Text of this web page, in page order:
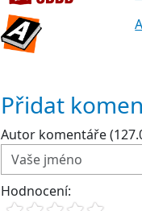
Přidat
Autor komentáře
Hodnocení: